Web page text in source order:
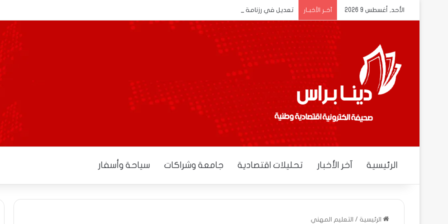
الأحد, أغسطس 9 2026 آخــر الأخبــار تعديل في رزنامة الدخول المدرسي
الرئيسية آخر الأخبار تحليلات اقتصادية جامعة وشراكات سياحة وأسفار
الرئيسية / التعليم المهني